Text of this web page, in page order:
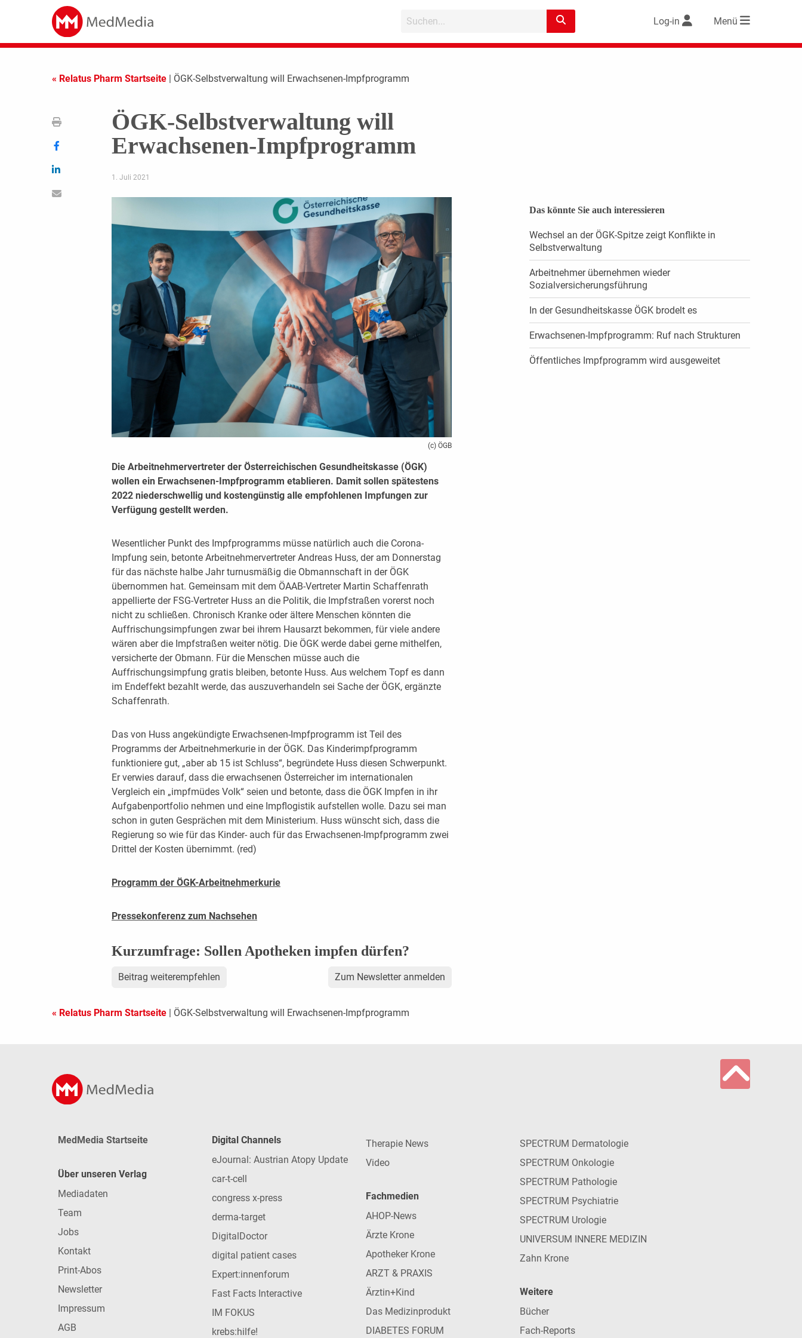
Log-in Menü
« Relatus Pharm Startseite | ÖGK-Selbstverwaltung will Erwachsenen-Impfprogramm
ÖGK-Selbstverwaltung will
Erwachsenen-Impfprogramm
1. Juli 2021
(c) ÖGB
Die Arbeitnehmervertreter der Österreichischen Gesundheitskasse (ÖGK)
wollen ein Erwachsenen-Impfprogramm etablieren. Damit sollen spätestens
2022 niederschwellig und kostengünstig alle empfohlenen Impfungen zur
Verfügung gestellt werden.
Wesentlicher Punkt des Impfprogramms müsse natürlich auch die Corona-
Impfung sein, betonte Arbeitnehmervertreter Andreas Huss, der am Donnerstag
für das nächste halbe Jahr turnusmäßig die Obmannschaft in der ÖGK
übernommen hat. Gemeinsam mit dem ÖAAB-Vertreter Martin Schaffenrath
appellierte der FSG-Vertreter Huss an die Politik, die Impfstraßen vorerst noch
nicht zu schließen. Chronisch Kranke oder ältere Menschen könnten die
Auffrischungsimpfungen zwar bei ihrem Hausarzt bekommen, für viele andere
wären aber die Impfstraßen weiter nötig. Die ÖGK werde dabei gerne mithelfen,
versicherte der Obmann. Für die Menschen müsse auch die
Auffrischungsimpfung gratis bleiben, betonte Huss. Aus welchem Topf es dann
im Endeffekt bezahlt werde, das auszuverhandeln sei Sache der ÖGK, ergänzte
Schaffenrath.
Das von Huss angekündigte Erwachsenen-Impfprogramm ist Teil des
Programms der Arbeitnehmerkurie in der ÖGK. Das Kinderimpfprogramm
funktioniere gut, „aber ab 15 ist Schluss“, begründete Huss diesen Schwerpunkt.
Er verwies darauf, dass die erwachsenen Österreicher im internationalen
Vergleich ein „impfmüdes Volk“ seien und betonte, dass die ÖGK Impfen in ihr
Aufgabenportfolio nehmen und eine Impflogistik aufstellen wolle. Dazu sei man
schon in guten Gesprächen mit dem Ministerium. Huss wünscht sich, dass die
Regierung so wie für das Kinder- auch für das Erwachsenen-Impfprogramm zwei
Drittel der Kosten übernimmt. (red)
Programm der ÖGK-Arbeitnehmerkurie
Pressekonferenz zum Nachsehen
Kurzumfrage: Sollen Apotheken impfen dürfen?
Beitrag weiterempfehlen Zum Newsletter anmelden
Das könnte Sie auch interessieren
Wechsel an der ÖGK-Spitze zeigt Konflikte in
Selbstverwaltung
Arbeitnehmer übernehmen wieder
Sozialversicherungsführung
In der Gesundheitskasse ÖGK brodelt es
Erwachsenen-Impfprogramm: Ruf nach Strukturen
Öffentliches Impfprogramm wird ausgeweitet
« Relatus Pharm Startseite | ÖGK-Selbstverwaltung will Erwachsenen-Impfprogramm
MedMedia Startseite
Über unseren Verlag
Mediadaten
Team
Jobs
Kontakt
Print-Abos
Newsletter
Impressum
AGB
Digital Channels
eJournal: Austrian Atopy Update
car-t-cell
congress x-press
derma-target
DigitalDoctor
digital patient cases
Expert:innenforum
Fast Facts Interactive
IM FOKUS
krebs:hilfe!
Therapie News
Video
Fachmedien
AHOP-News
Ärzte Krone
Apotheker Krone
ARZT & PRAXIS
Ärztin+Kind
Das Medizinprodukt
DIABETES FORUM
SPECTRUM Dermatologie
SPECTRUM Onkologie
SPECTRUM Pathologie
SPECTRUM Psychiatrie
SPECTRUM Urologie
UNIVERSUM INNERE MEDIZIN
Zahn Krone
Weitere
Bücher
Fach-Reports